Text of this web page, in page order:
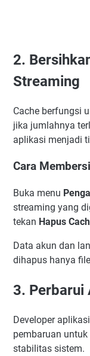
2.
Streaming
Cache berfungsi
jika jumlahnya
aplikasi menjadi
Cara
Buka menu
streaming yang
tekan Hapus
Data akun dan
dihapus hanya
3. Perbarui
Developer
pembaruan
stabilitas sistem.